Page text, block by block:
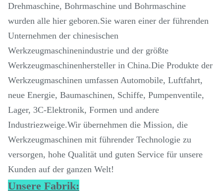
Drehmaschine, Bohrmaschine und Bohrmaschine
wurden alle hier geboren.Sie waren einer der führenden
Unternehmen der chinesischen
Werkzeugmaschinenindustrie und der größte
Werkzeugmaschinenhersteller in China.Die Produkte der
Werkzeugmaschinen umfassen Automobile, Luftfahrt,
neue Energie, Baumaschinen, Schiffe, Pumpenventile,
Lager, 3C-Elektronik, Formen und andere
Industriezweige.Wir übernehmen die Mission, die
Werkzeugmaschinen mit führender Technologie zu
versorgen, hohe Qualität und guten Service für unsere
Kunden auf der ganzen Welt!
Unsere Fabrik: